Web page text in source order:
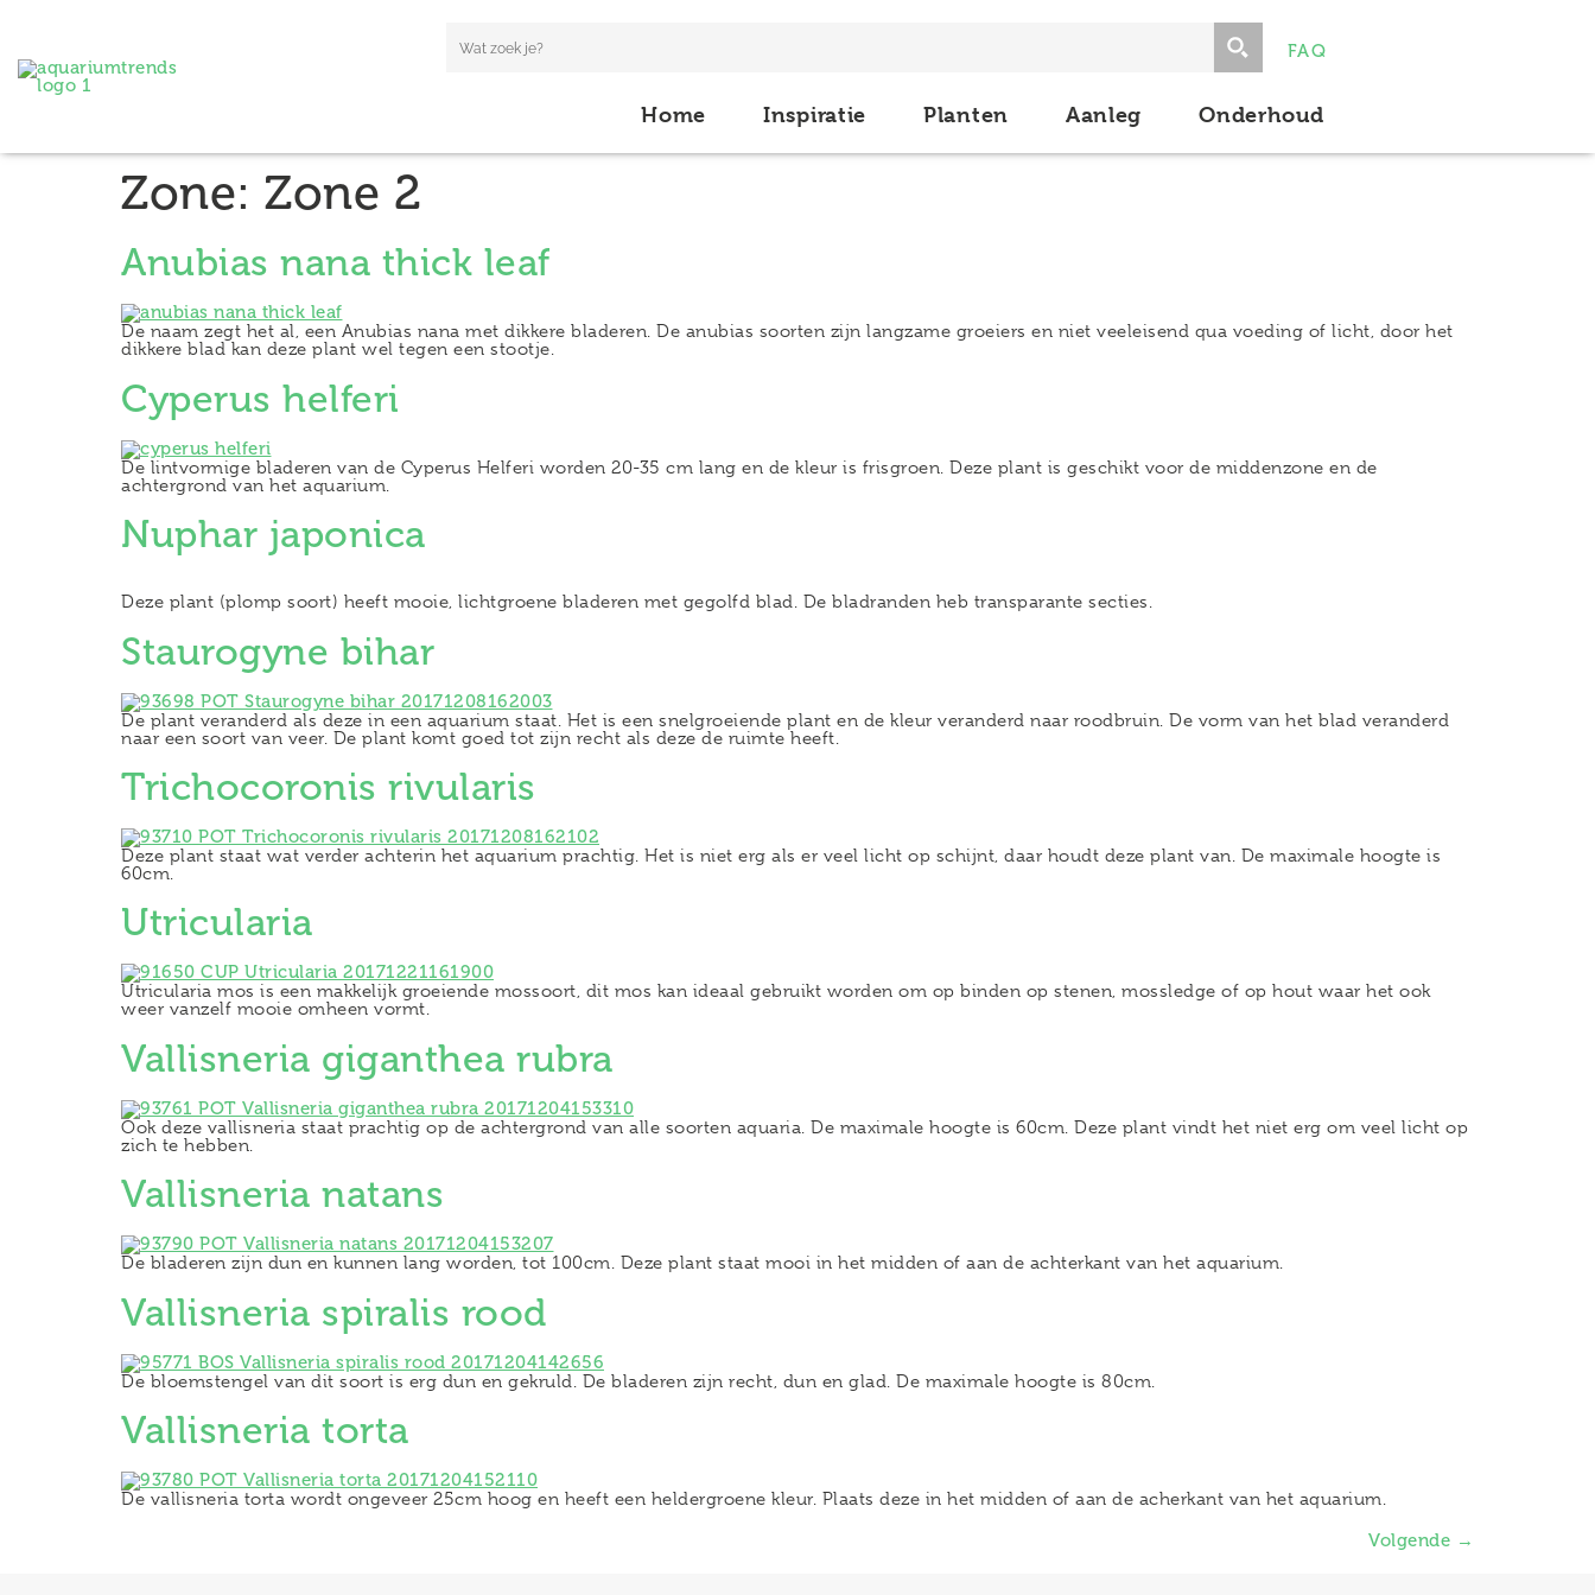
FAQ
Home Inspiratie Planten Aanleg Onderhoud
Zone: Zone 2
Anubias nana thick leaf
De naam zegt het al, een Anubias nana met dikkere bladeren. De anubias soorten zijn langzame groeiers en niet veeleisend qua voeding of licht, door het
dikkere blad kan deze plant wel tegen een stootje.
Cyperus helferi
De lintvormige bladeren van de Cyperus Helferi worden 20-35 cm lang en de kleur is frisgroen. Deze plant is geschikt voor de middenzone en de
achtergrond van het aquarium.
Nuphar japonica
Deze plant (plomp soort) heeft mooie, lichtgroene bladeren met gegolfd blad. De bladranden heb transparante secties.
Staurogyne bihar
De plant veranderd als deze in een aquarium staat. Het is een snelgroeiende plant en de kleur veranderd naar roodbruin. De vorm van het blad veranderd
naar een soort van veer. De plant komt goed tot zijn recht als deze de ruimte heeft.
Trichocoronis rivularis
Deze plant staat wat verder achterin het aquarium prachtig. Het is niet erg als er veel licht op schijnt, daar houdt deze plant van. De maximale hoogte is
60cm.
Utricularia
Utricularia mos is een makkelijk groeiende mossoort, dit mos kan ideaal gebruikt worden om op binden op stenen, mossledge of op hout waar het ook
weer vanzelf mooie omheen vormt.
Vallisneria giganthea rubra
Ook deze vallisneria staat prachtig op de achtergrond van alle soorten aquaria. De maximale hoogte is 60cm. Deze plant vindt het niet erg om veel licht op
zich te hebben.
Vallisneria natans
De bladeren zijn dun en kunnen lang worden, tot 100cm. Deze plant staat mooi in het midden of aan de achterkant van het aquarium.
Vallisneria spiralis rood
De bloemstengel van dit soort is erg dun en gekruld. De bladeren zijn recht, dun en glad. De maximale hoogte is 80cm.
Vallisneria torta
De vallisneria torta wordt ongeveer 25cm hoog en heeft een heldergroene kleur. Plaats deze in het midden of aan de acherkant van het aquarium.
Volgende →